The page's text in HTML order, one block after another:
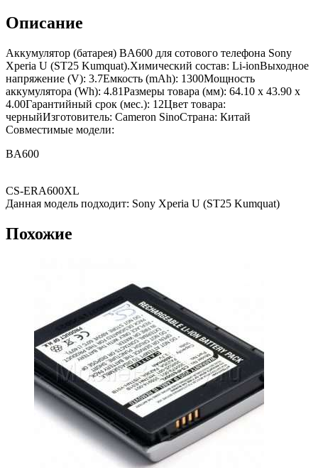
Описание
Аккумулятор (батарея) BA600 для сотового телефона Sony
Xperia U (ST25 Kumquat).Химический состав: Li-ionВыходное
напряжение (V): 3.7Емкость (mAh): 1300Мощность
аккумулятора (Wh): 4.81Размеры товара (мм): 64.10 x 43.90 x
4.00Гарантийный срок (мес.): 12Цвет товара:
черныйИзготовитель: Cameron SinoСтрана: Китай
Совместимые модели:
BA600
CS-ERA600XL
Данная модель подходит: Sony Xperia U (ST25 Kumquat)
Похожие